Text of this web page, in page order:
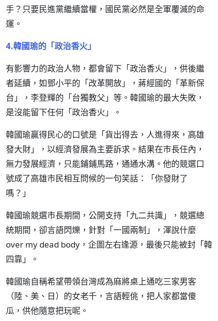
手？只要民進黨繼續當權，國民黨必然是全軍覆滅的命
運。
4.韓國瑜的「政治香火」
有影響力的政治人物，都會留下「政治香火」，供後繼
者延續，如鄧小平的「改革開放」，蔣經國的「革新保
台」，李登輝的「台獨教父」等。韓國瑜的最大失敗，
是沒能留下任何「政治香火」。
韓國瑜贏得民心的口號是「貨出得去，人進得來，高雄
發大財」，以經濟發展為主要訴求。結果在市長任內，
無力發展經濟，只能鋪鋪馬路，通通水溝。他的競選口
號成了高雄市民相互問候的一句笑話：「你發財了
嗎？」
韓國瑜競選市長期間，公開支持「九二共識」，競選總
統期間，卻言語閃爍，針對「一國兩制」，渾說什麼
over my dead body，企圖左右逢源，最後只能被封「韓
四靠」。
韓國瑜自稱希望帶領台灣成為麻將桌上通吃三家男客
（陸、美、日）的女老千，言語輕佻，把人家都當傻
瓜，供他隨意把玩呢。